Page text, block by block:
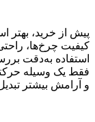
پیش از خرید، بهتر
کیفیت چرخ‌ها،
استفاده به‌دقت
فقط یک وسیله
و آرامش بیشتر